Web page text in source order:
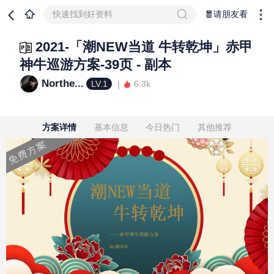
快速找到好资料 🧧请朋友看
2021-「潮NEW当道 牛转乾坤」赤甲
神牛巡游方案-39页 - 副本
Northe... LV.1 6.3k
方案详情 基本信息 今日热门 其他推荐